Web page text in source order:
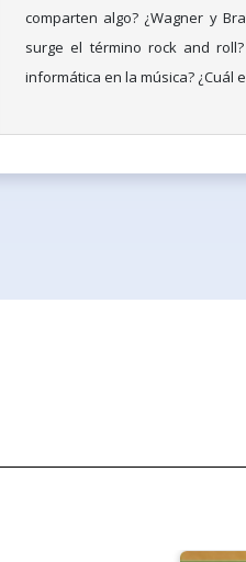
comparten algo? ¿Wagner y
surge el término rock and
informática en la música? ¿Cuál